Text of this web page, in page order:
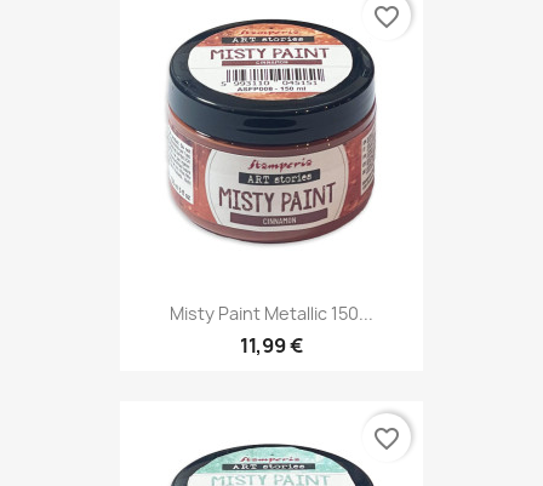
Misty Paint Metallic 150...
11,99 €
favorite_border
favorite_border